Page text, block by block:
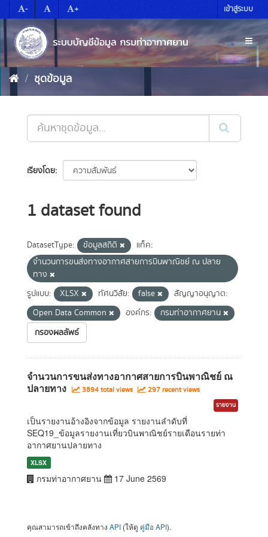
to
content
- + เข้าสู่ระบบ
ชุดข้อมูล
เรียงโดย
1 dataset found
DatasetType: ข้อมูลสถิติ
แท็ค:
จำนวนการขนส่งทางอากาศสายการบินพาณิชย์ ณ ปลาย
ทาง
รูปแบบ:
XLSX ทัศนวิสัย: false
สัญญาอนุญาต:
Open Data Common
องค์กร:
กรมท่าอากาศยาน
กรองผลลัพธ์
จำนวนการขนส่งทางอากาศสายการบินพาณิชย์ ณ
ปลายทาง
3894 total views 297 recent views
รายงาน
เป็นรายงานอ้างอิงจากข้อมูล รายงานลำดับที่
SEQ19_ข้อมูลรายงานเที่ยวบินพาณิชย์รายเดือนรายท่า
อากาศยานปลายทาง
XLSX
กรมท่าอากาศยาน 17 June 2569
คุณสามารถเข้าถึงคลังทาง API (ให้ดู คู่มือ API).